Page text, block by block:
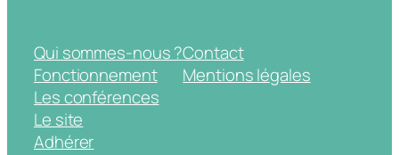
Qui sommes-nous ?
Fonctionnement
Les conférences
Le site
Adhérer
Contact
Mentions légales